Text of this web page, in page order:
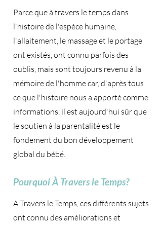
Parce que à travers le temps dans
l'histoire de l'espèce humaine,
l'allaitement, le massage et le portage
ont existés, ont connu parfois des
oublis, mais sont toujours revenu à la
mémoire de l'homme car, d'après tous
ce que l'histoire nous a apporté comme
informations, il est aujourd'hui sûr que
le soutien à la parentalité est le
fondement du bon développement
global du bébé.
Pourquoi À Travers le Temps?
A Travers le Temps, ces différents sujets
ont connu des améliorations et